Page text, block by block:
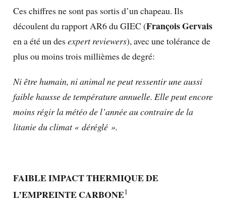
Ces chiffres ne sont pas sortis d’un chapeau. Ils
découlent du rapport AR6 du GIEC (François Gervais
en a été un des expert reviewers), avec une tolérance de
plus ou moins trois millièmes de degré:
Ni être humain, ni animal ne peut ressentir une aussi
faible hausse de température annuelle. Elle peut encore
moins régir la météo de l’année au contraire de la
litanie du climat « déréglé ».
FAIBLE IMPACT THERMIQUE DE
L’EMPREINTE CARBONE1